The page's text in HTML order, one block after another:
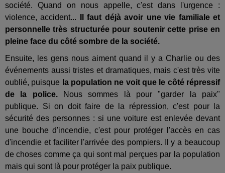
société. Quand on nous appelle, c'est dans l'urgence :
violence, accident...
Il faut déjà avoir une vie familiale et
personnelle très structurée pour soutenir cette prise en
pleine face du côté sombre de la société.
Ensuite, les gens nous aiment quand il y a Charlie ou des
événements aussi tristes et dramatiques, mais c'est très vite
oublié, puisque la population ne voit que le côté répressif
de la police.Nous sommes là pour "garder la paix"
publique. Si on doit faire de la répression, c'est pour la
sécurité des personnes : si une voiture est enlevée devant
une bouche d'incendie, c'est pour protéger l'accès en cas
d'incendie et faciliter l'arrivée des pompiers. Il y a beaucoup
de choses comme ça qui sont mal perçues par la population
mais qui sont là pour protéger la paix publique.